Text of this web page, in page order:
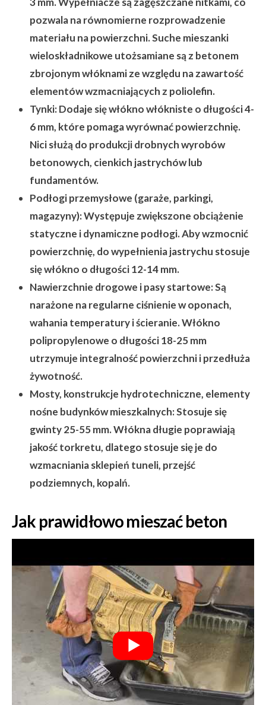
pozwala na równomierne rozprowadzenie
materiału na powierzchni. Suche mieszanki
wieloskładnikowe utożsamiane są z betonem
zbrojonym włóknami ze względu na zawartość
elementów wzmacniających z poliolefin.
Tynki:Dodaje się włókno włókniste o długości 4-
6 mm, które pomaga wyrównać powierzchnię.
Nici służą do produkcji drobnych wyrobów
betonowych, cienkich jastrychów lub
fundamentów.
Podłogi przemysłowe (garaże, parkingi,
magazyny):Występuje zwiększone obciążenie
statyczne i dynamiczne podłogi. Aby wzmocnić
powierzchnię, do wypełnienia jastrychu stosuje
się włókno o długości 12-14 mm.
Nawierzchnie drogowe i pasy startowe:Są
narażone na regularne ciśnienie w oponach,
wahania temperatury i ścieranie. Włókno
polipropylenowe o długości 18-25 mm
utrzymuje integralność powierzchni i przedłuża
żywotność.
Mosty, konstrukcje hydrotechniczne, elementy
nośne budynków mieszkalnych:Stosuje się
gwinty 25-55 mm. Włókna długie poprawiają
jakość torkretu, dlatego stosuje się je do
wzmacniania sklepień tuneli, przejść
podziemnych, kopalń.
Jak prawidłowo mieszać beton